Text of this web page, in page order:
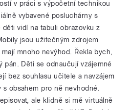
v práci s výpočetní technikou
vybavené posluchárny s
vidí na tabuli obrazovku z
jsou užitečným zdrojem
mnoho nevýhod. Řekla bych,
pán. Děti se odnaučují vzájemné
bez souhlasu učitele a navzájem
s obsahem pro ně nevhodné.
ale klidně si mě virtuálně